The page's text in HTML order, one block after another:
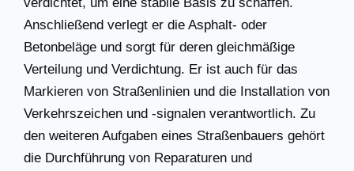
Anschließend verlegt er die Asphalt- oder
Betonbeläge und sorgt für deren gleichmäßige
Verteilung und Verdichtung. Er ist auch für das
Markieren von Straßenlinien und die Installation von
Verkehrszeichen und -signalen verantwortlich. Zu
den weiteren Aufgaben eines Straßenbauers gehört
die Durchführung von Reparaturen und